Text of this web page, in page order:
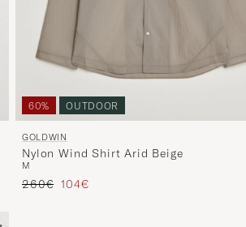
60% OUTDOOR
GOLDWIN
Nylon Wind Shirt Arid Beige
M
Regulärer Preis
260€ Reduzierter Preis
104€